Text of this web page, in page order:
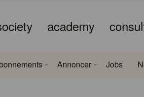
academy
Annoncer Jobs